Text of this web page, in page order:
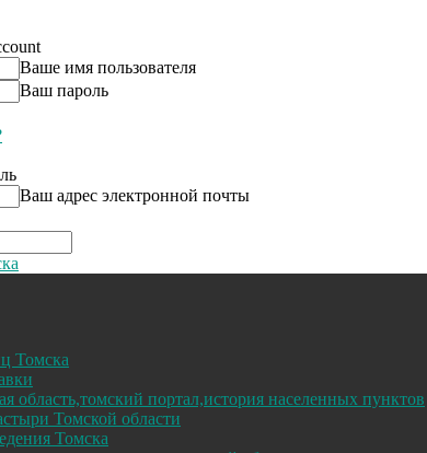
Ваше имя пользователя
Ваш пароль
Ваш адрес электронной почты
Томска
область,томский портал,история населенных пунктов
Томской области
Томска